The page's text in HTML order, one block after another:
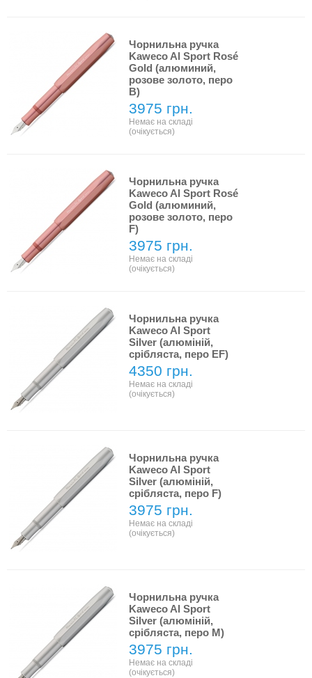
Чорнильна ручка
Kaweco Al Sport Rosé
Gold (алюминий,
розове золото, перо
B)
3975 грн.
Немає на складі
(очікується)
Чорнильна ручка
Kaweco Al Sport Rosé
Gold (алюминий,
розове золото, перо
F)
3975 грн.
Немає на складі
(очікується)
Чорнильна ручка
Kaweco Al Sport
Silver (алюміній,
срібляста, перо EF)
4350 грн.
Немає на складі
(очікується)
Чорнильна ручка
Kaweco Al Sport
Silver (алюміній,
срібляста, перо F)
3975 грн.
Немає на складі
(очікується)
Чорнильна ручка
Kaweco Al Sport
Silver (алюміній,
срібляста, перо M)
3975 грн.
Немає на складі
(очікується)